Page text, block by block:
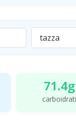
71.4g
carboidrati